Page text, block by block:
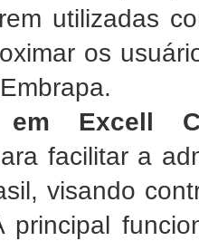
utilizadas
os
em Excell
facilitar a
visando
principal